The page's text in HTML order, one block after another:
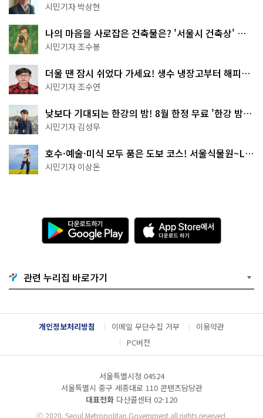
서울둘레길 15코스
시민기자 박상현
나의 마음을 사로잡은 건축물은? '서울시 건축상' 수
상작 공개!
시민기자 조수봉
더울 땐 잠시 쉬었다 가세요! 생수 냉장고부터 해피소
·무더위쉼터까지
시민기자 조수연
낮보다 기대되는 한강의 밤! 8월 한정 무료 '한강 밤
핑' 예약은?
시민기자 김성무
호수·예술·미식 모두 품은 도보 코스! 서울식물원~LG
아트센터~마곡테라스거리
시민기자 이상돈
다
운
로
기
G
o
g
l
e
l
A
p
p
e
서
다
운
드
관련 누리집 바로가기
개인정보처리방침 이메일 무단수집 거부
이용약관
PC버전
서울특별시청 04524
서울특별시 중구 세종대로 110 콘텐츠담당관
대표전화 다산콜센터 02-120
ⓒ2020. Seoul Metropolitan Government all rights reserved.